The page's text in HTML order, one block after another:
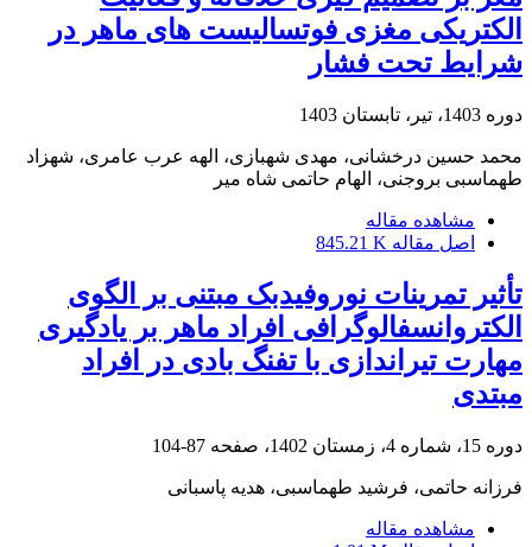
الکتریکی مغزی فوتسالیست های ماهر در
شرایط تحت فشار
دوره 1403، تیر، تابستان 1403
محمد حسین درخشانی، مهدی شهبازی، الهه عرب عامری، شهزاد
طهماسبی بروجنی، الهام حاتمی شاه میر
مشاهده مقاله
اصل مقاله 845.21 K
تأثیر تمرینات نوروفیدبک مبتنی بر الگوی
الکتروانسفالوگرافی افراد ماهر بر یادگیری
مهارت تیراندازی با تفنگ بادی در افراد
مبتدی
دوره 15، شماره 4، زمستان 1402، صفحه 87-104
فرزانه حاتمی، فرشید طهماسبی، هدیه پاسبانی
مشاهده مقاله